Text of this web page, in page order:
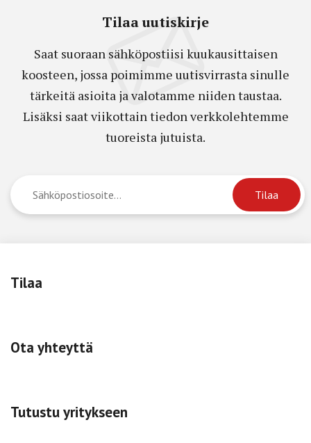
Tilaa uutiskirje
Saat suoraan sähköpostiisi kuukausittaisen
koosteen, jossa poimimme uutisvirrasta sinulle
tärkeitä asioita ja valotamme niiden taustaa.
Lisäksi saat viikottain tiedon verkkolehtemme
tuoreista jutuista.
Tilaa
Ota yhteyttä
Tutustu yritykseen